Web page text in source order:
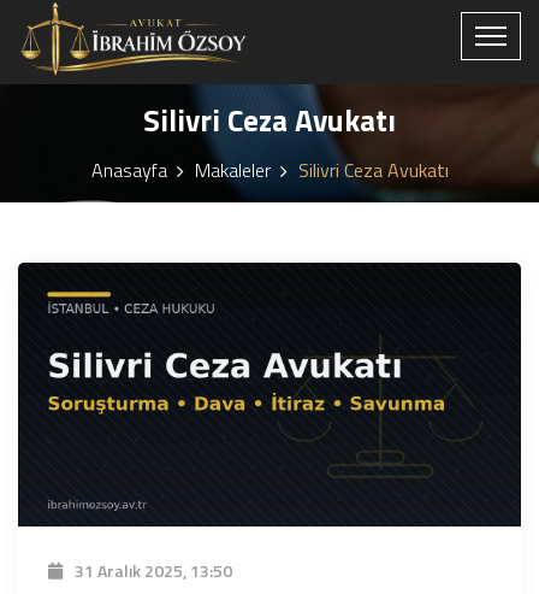
Silivri Ceza Avukatı
Anasayfa Makaleler Silivri Ceza Avukatı
31 Aralık 2025, 13:50